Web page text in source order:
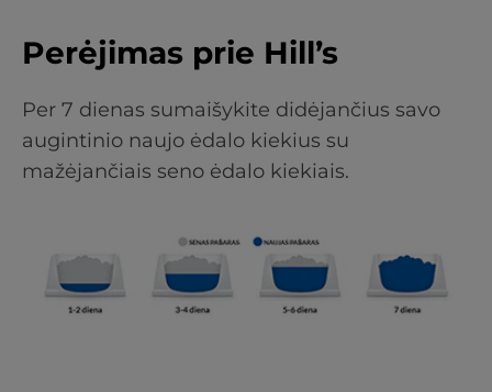
Perėjimas prie Hill’s
Per 7 dienas sumaišykite didėjančius savo
augintinio naujo ėdalo kiekius su
mažėjančiais seno ėdalo kiekiais.